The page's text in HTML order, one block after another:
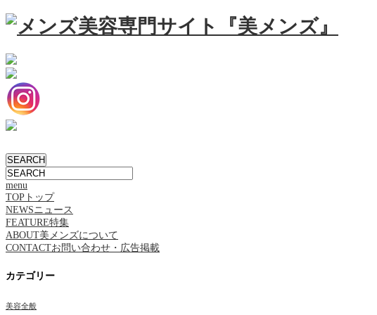
menu
TOP トップ
NEWSニュース
FEATURE特集
ABOUT美メンズについて
CONTACTお問い合わせ・広告掲載
カテゴリー
美容全般